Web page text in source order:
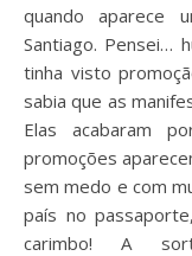
quando aparece
Santiago. Pensei…
tinha visto
sabia que as
Elas acabaram
promoções
sem medo e com
país no
carimbo! A